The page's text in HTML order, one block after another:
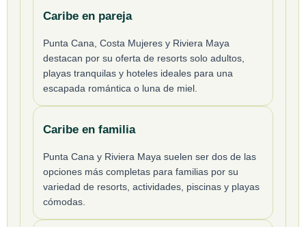
Caribe en pareja
Punta Cana, Costa Mujeres y Riviera Maya
destacan por su oferta de resorts solo adultos,
playas tranquilas y hoteles ideales para una
escapada romántica o luna de miel.
Caribe en familia
Punta Cana y Riviera Maya suelen ser dos de las
opciones más completas para familias por su
variedad de resorts, actividades, piscinas y playas
cómodas.